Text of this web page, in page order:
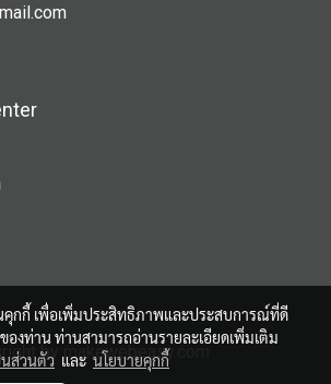
by makewebeasy.com
คุกกี้ เพื่อเพิ่มประสิทธิภาพและประสบการณ์ที่ดี
องท่าน ท่านสามารถอ่านรายละเอียดเพิ่มเติม
ส่วนตัว และ นโยบายคุกกี้